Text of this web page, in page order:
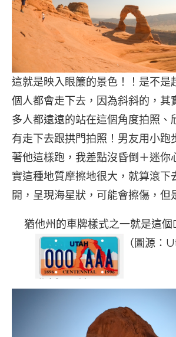
這就是映入眼簾的景色！！是不是
個人都會走下去，因為斜斜的，其
多人都遠遠的站在這個角度拍照、
有走下去跟拱門拍照！男友用小跑
著他這樣跑，我差點沒昏倒＋迷你
實這種地質摩擦地很大，就算滾下
開，呈現海星狀，可能會擦傷，但
猶他州的車牌樣式之一就是這
（圖源：